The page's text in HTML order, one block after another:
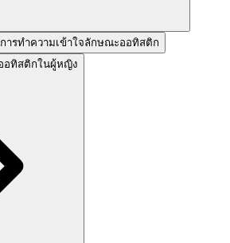
รทำความเข้าใจลักษณะออทิสติก
อทิสติกในผู้หญิง